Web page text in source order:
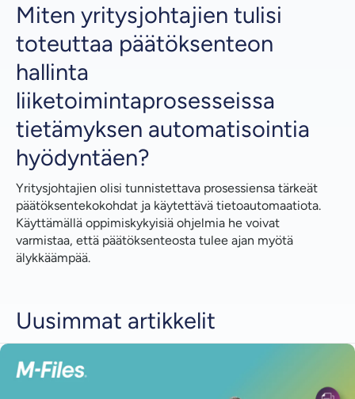
Miten yritysjohtajien tulisi
toteuttaa päätöksenteon
hallinta
liiketoimintaprosesseissa
tietämyksen automatisointia
hyödyntäen?
Yritysjohtajien olisi tunnistettava prosessiensa tärkeät
päätöksentekokohdat ja käytettävä tietoautomaatiota.
Käyttämällä oppimiskykyisiä ohjelmia he voivat
varmistaa, että päätöksenteosta tulee ajan myötä
älykkäämpää.
Uusimmat artikkelit